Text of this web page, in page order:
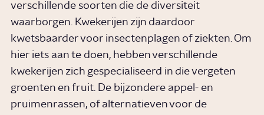
verschillende soorten die de diversiteit
waarborgen. Kwekerijen zijn daardoor
kwetsbaarder voor insectenplagen of ziekten. Om
hier iets aan te doen, hebben verschillende
kwekerijen zich gespecialiseerd in die vergeten
groenten en fruit. De bijzondere appel- en
pruimenrassen, of alternatieven voor de